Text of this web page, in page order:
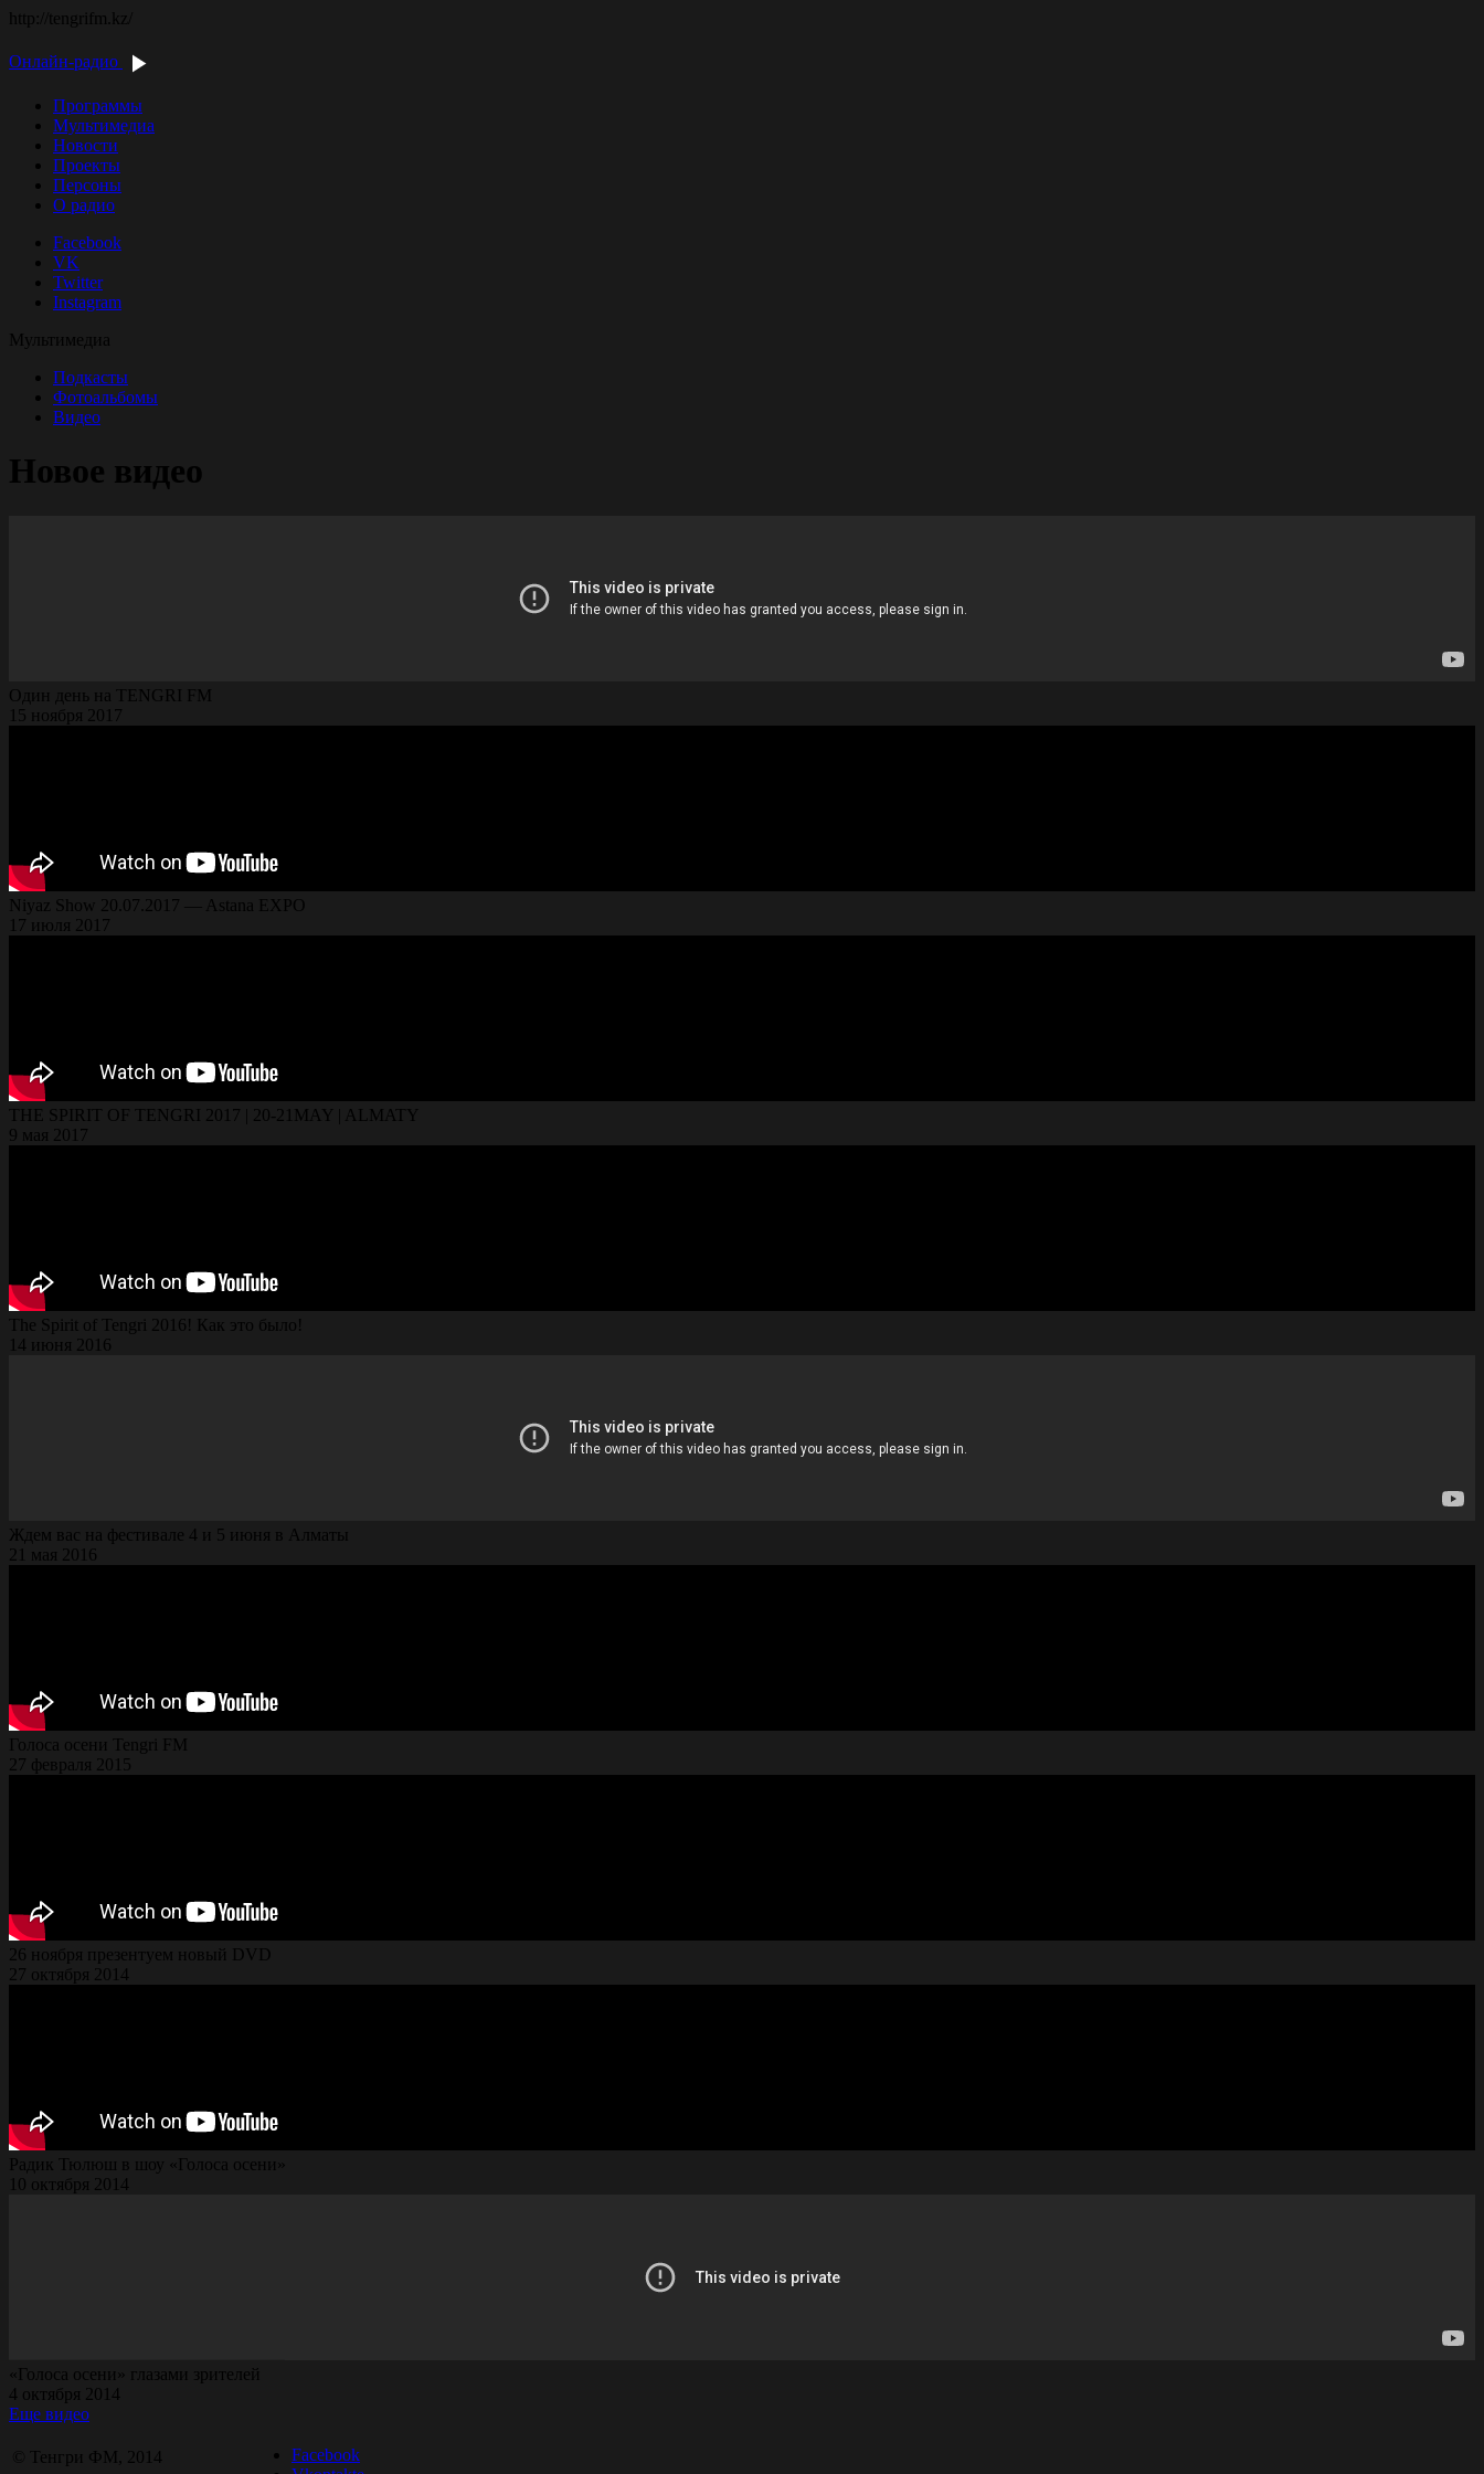
http://tengrifm.kz/
Онлайн-радио
Программы
Мультимедиа
Новости
Проекты
Персоны
О радио
Facebook
VK
Twitter
Instagram
Мультимедиа
Подкасты
Фотоальбомы
Видео
Новое видео
Один день на TENGRI FM
15 ноября 2017
Niyaz Show 20.07.2017 — Astana EXPO
17 июля 2017
THE SPIRIT OF TENGRI 2017 | 20-21MAY | ALMATY
9 мая 2017
The Spirit of Tengri 2016! Как это было!
14 июня 2016
Ждем вас на фестивале 4 и 5 июня в Алматы
21 мая 2016
Голоса осени Tengri FM
27 февраля 2015
26 ноября презентуем новый DVD
27 октября 2014
Радик Тюлюш в шоу «Голоса осени»
10 октября 2014
«Голоса осени» глазами зрителей
4 октября 2014
Еще видео
© Тенгри ФМ, 2014
Facebook